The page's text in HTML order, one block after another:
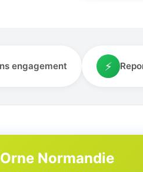
engagement ⚡
Normandie